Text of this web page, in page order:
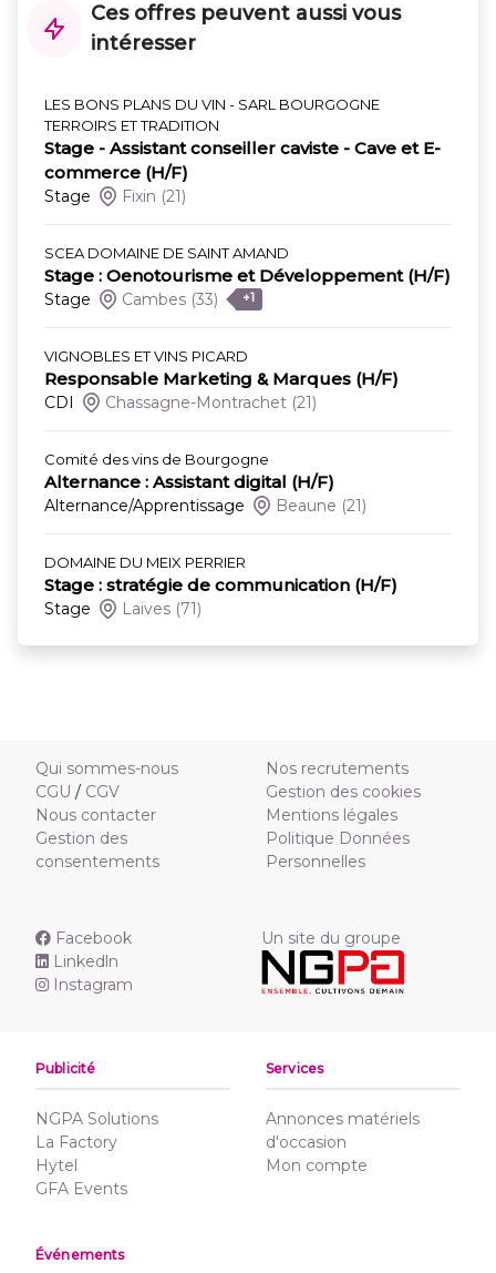
Ces offres peuvent aussi vous
intéresser
LES BONS PLANS DU VIN - SARL BOURGOGNE
TERROIRS ET TRADITION
Stage - Assistant conseiller caviste - Cave et E-
commerce (H/F)
Stage Fixin (21)
SCEA DOMAINE DE SAINT AMAND
Stage : Oenotourisme et Développement (H/F)
Stage Cambes (33) +1
VIGNOBLES ET VINS PICARD
Responsable Marketing & Marques (H/F)
CDI Chassagne-Montrachet (21)
Comité des vins de Bourgogne
Alternance : Assistant digital (H/F)
Alternance/Apprentissage Beaune (21)
DOMAINE DU MEIX PERRIER
Stage : stratégie de communication (H/F)
Stage Laives (71)
Qui sommes-nous
CGU / CGV
Nous contacter
Gestion des
consentements
Nos recrutements
Gestion des cookies
Mentions légales
Politique Données
Personnelles
Facebook
Linkedln
Instagram
Un site du groupe
Publicité
NGPA Solutions
La Factory
Hytel
GFA Events
Services
Annonces matériels
d'occasion
Mon compte
Événements